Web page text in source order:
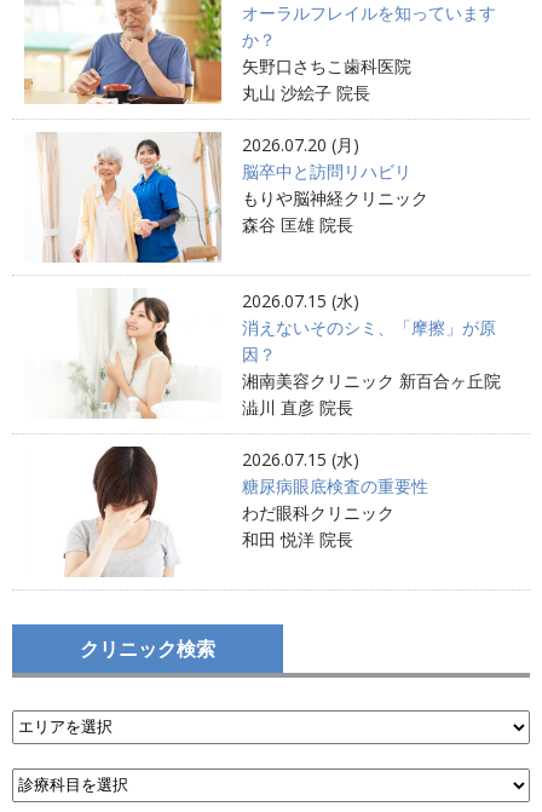
オーラルフレイルを知っています
か？
矢野口さちこ歯科医院
丸山 沙絵子 院長
2026.07.20 (月)
脳卒中と訪問リハビリ
もりや脳神経クリニック
森谷 匡雄 院長
2026.07.15 (水)
消えないそのシミ、「摩擦」が原
因？
湘南美容クリニック 新百合ヶ丘院
澁川 直彦 院長
2026.07.15 (水)
糖尿病眼底検査の重要性
わだ眼科クリニック
和田 悦洋 院長
クリニック検索